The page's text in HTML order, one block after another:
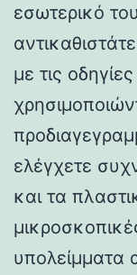
εσωτερικό
με τις
ελέγχετε
και τα
υπολείμματα